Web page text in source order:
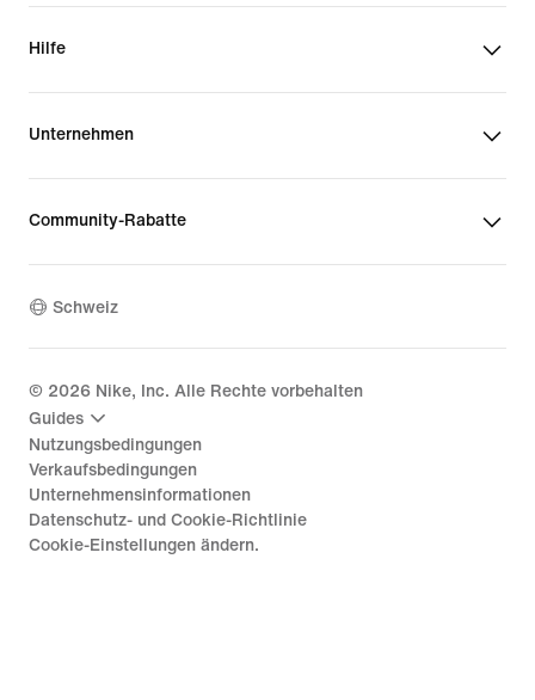
Hilfe
Unternehmen
Community-Rabatte
Schweiz
© 2026 Nike, Inc. Alle Rechte vorbehalten
Guides
Nutzungsbedingungen
Verkaufsbedingungen
Unternehmensinformationen
Datenschutz- und Cookie-Richtlinie
Cookie-Einstellungen ändern.